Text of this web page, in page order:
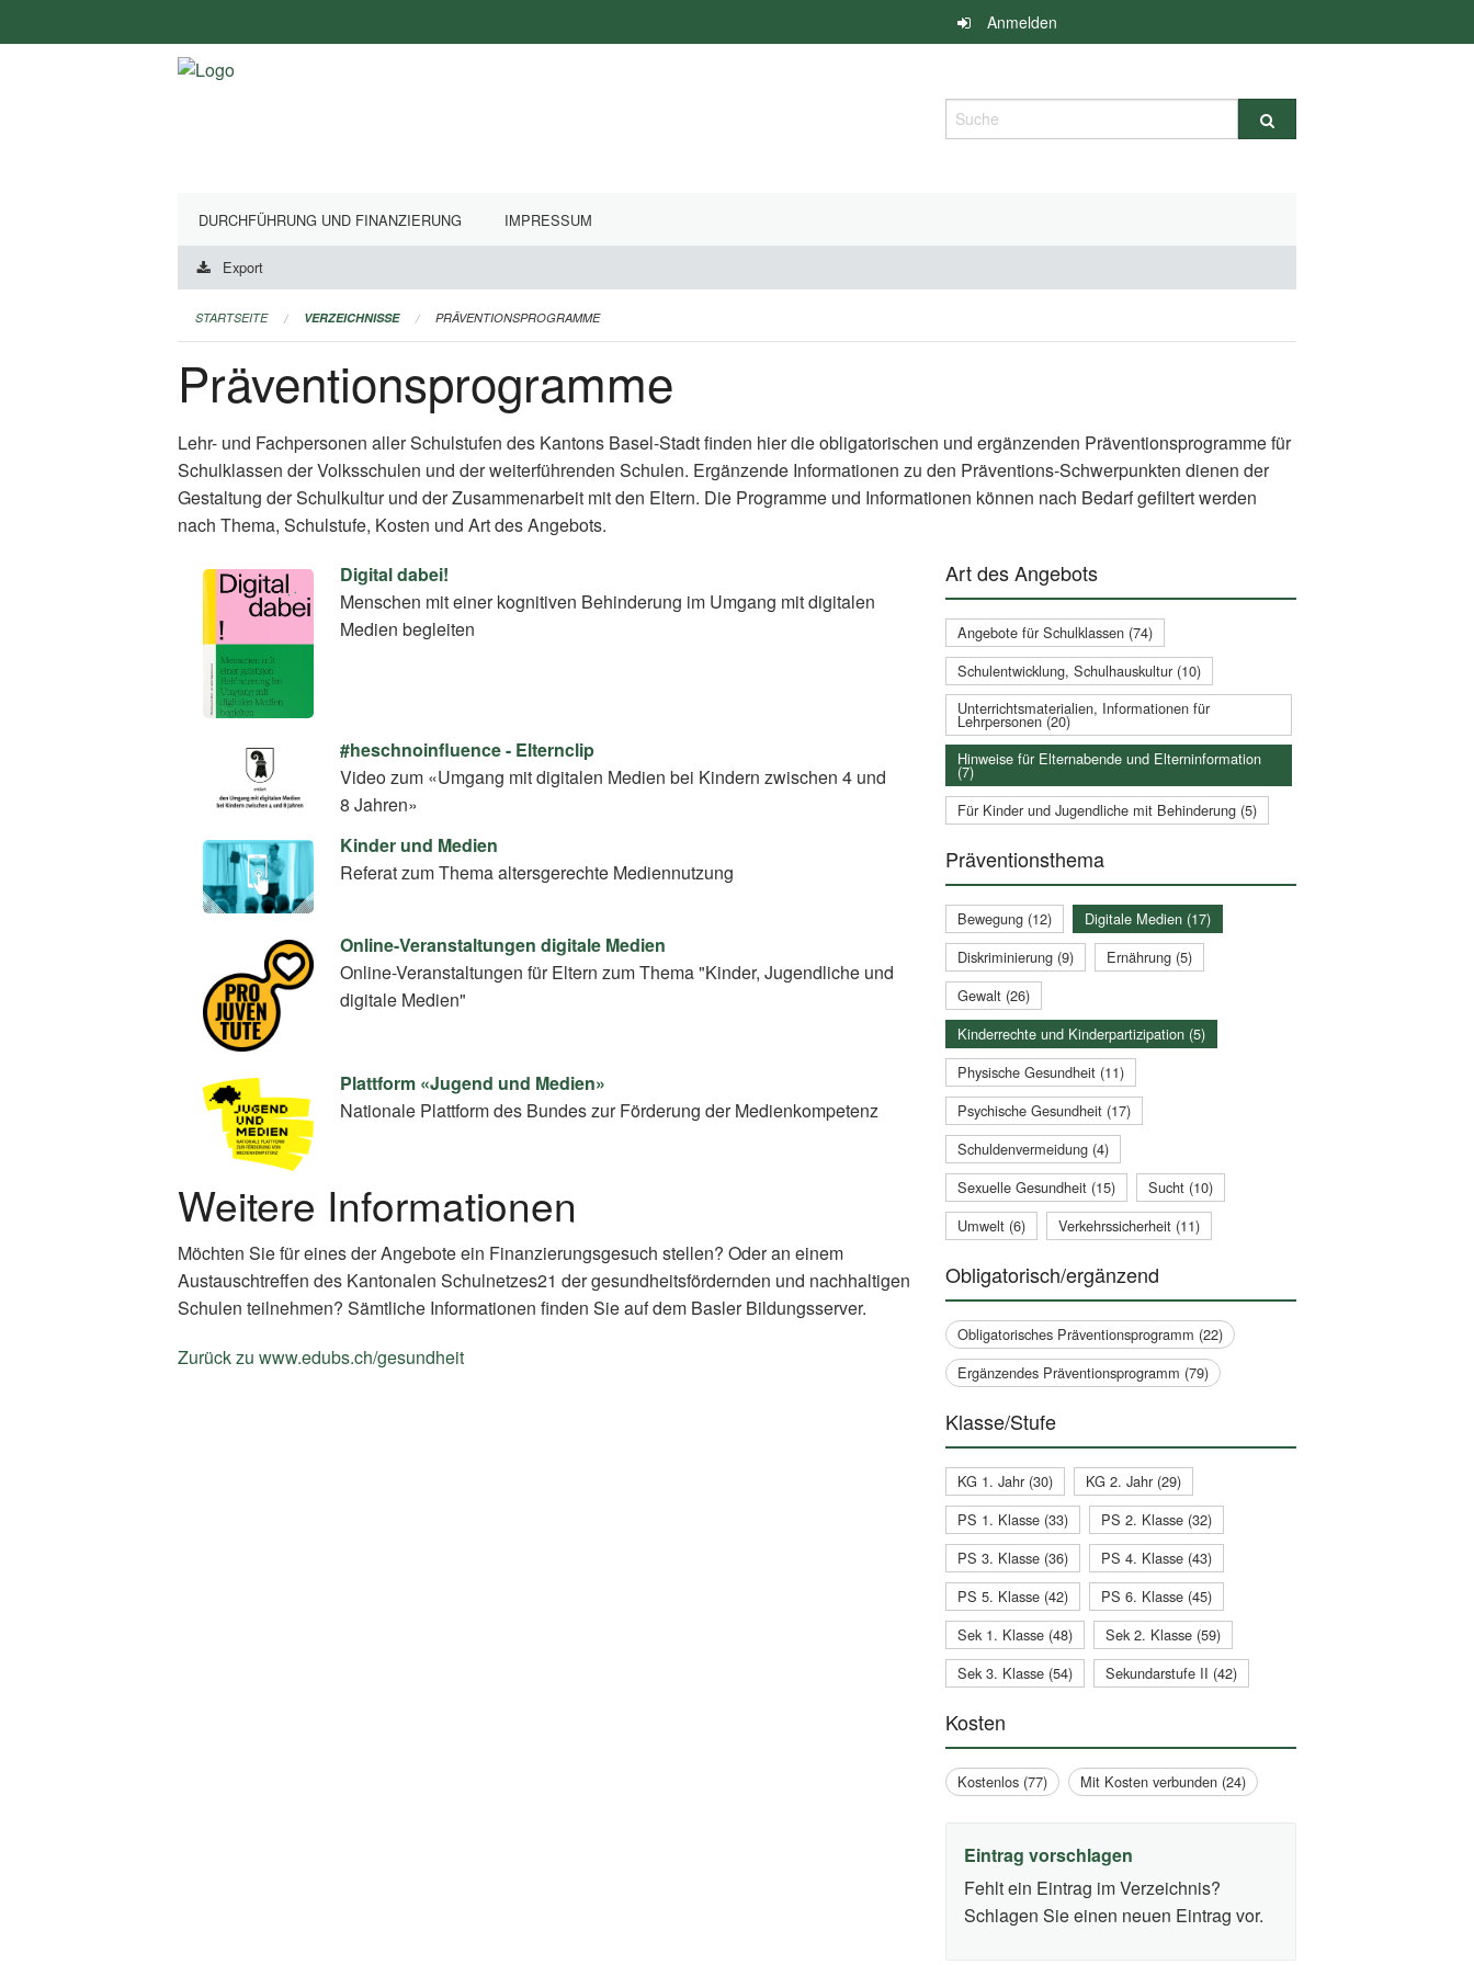
überspringen
Anmelden
Suche
DURCHFÜHRUNG UND FINANZIERUNG IMPRESSUM
Export
STARTSEITE VERZEICHNISSE PRÄVENTIONSPROGRAMME
Präventionsprogramme
Lehr- und Fachpersonen aller Schulstufen des Kantons Basel-Stadt finden hier die obligatorischen und ergänzenden Präventionsprogramme für
Schulklassen der Volksschulen und der weiterführenden Schulen. Ergänzende Informationen zu den Präventions-Schwerpunkten dienen der
Gestaltung der Schulkultur und der Zusammenarbeit mit den Eltern. Die Programme und Informationen können nach Bedarf gefiltert werden
nach Thema, Schulstufe, Kosten und Art des Angebots.
Digital dabei!
Menschen mit einer kognitiven Behinderung im Umgang mit digitalen
Medien begleiten
#heschnoinfluence - Elternclip
Video zum «Umgang mit digitalen Medien bei Kindern zwischen 4 und
8 Jahren»
Kinder und Medien
Referat zum Thema altersgerechte Mediennutzung
Online-Veranstaltungen digitale Medien
Online-Veranstaltungen für Eltern zum Thema "Kinder, Jugendliche und
digitale Medien"
Plattform «Jugend und Medien»
Nationale Plattform des Bundes zur Förderung der Medienkompetenz
Weitere Informationen
Möchten Sie für eines der Angebote ein Finanzierungsgesuch stellen? Oder an einem
Austauschtreffen des Kantonalen Schulnetzes21 der gesundheitsfördernden und nachhaltigen
Schulen teilnehmen? Sämtliche Informationen finden Sie auf dem Basler Bildungsserver.
Zurück zu www.edubs.ch/gesundheit
Art des Angebots
Angebote für Schulklassen (74)
Schulentwicklung, Schulhauskultur (10)
Unterrichtsmaterialien, Informationen für
Lehrpersonen (20)
Hinweise für Elternabende und Elterninformation
(7)
Für Kinder und Jugendliche mit Behinderung (5)
Präventionsthema
Bewegung (12)
Digitale Medien (17)
Diskriminierung (9)
Ernährung (5)
Gewalt (26)
Kinderrechte und Kinderpartizipation (5)
Physische Gesundheit (11)
Psychische Gesundheit (17)
Schuldenvermeidung (4)
Sexuelle Gesundheit (15)
Sucht (10)
Umwelt (6)
Verkehrssicherheit (11)
Obligatorisch/ergänzend
Obligatorisches Präventionsprogramm (22)
Ergänzendes Präventionsprogramm (79)
Klasse/Stufe
KG 1. Jahr (30)
KG 2. Jahr (29)
PS 1. Klasse (33)
PS 2. Klasse (32)
PS 3. Klasse (36)
PS 4. Klasse (43)
PS 5. Klasse (42)
PS 6. Klasse (45)
Sek 1. Klasse (48)
Sek 2. Klasse (59)
Sek 3. Klasse (54)
Sekundarstufe II (42)
Kosten
Kostenlos (77) Mit Kosten verbunden (24)
Eintrag vorschlagen
Fehlt ein Eintrag im Verzeichnis?
Schlagen Sie einen neuen Eintrag vor.